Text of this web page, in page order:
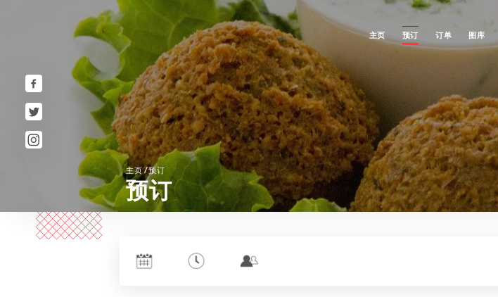
主页 预订 订单 图库
主页/预订
预订